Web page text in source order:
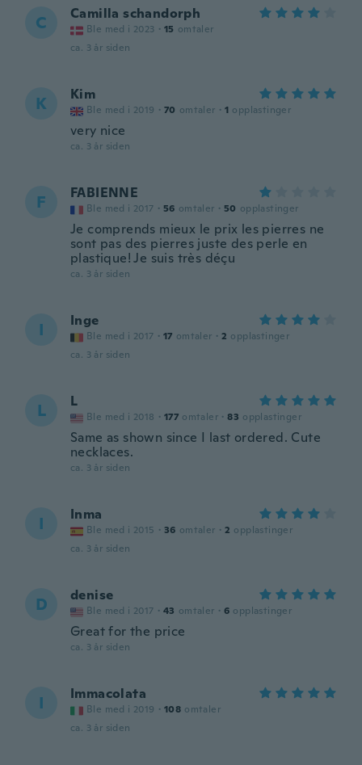
C Camilla schandorph
Ble med i 2023 · 15 omtaler
ca. 3 år siden
K Kim
Ble med i 2019 · 70 omtaler · 1 opplastinger
very nice
ca. 3 år siden
F FABIENNE
Ble med i 2017 · 56 omtaler · 50 opplastinger
Je comprends mieux le prix les pierres ne
sont pas des pierres juste des perle en
plastique! Je suis très déçu
ca. 3 år siden
I Inge
Ble med i 2017 · 17 omtaler · 2 opplastinger
ca. 3 år siden
L L
Ble med i 2018 · 177 omtaler · 83 opplastinger
Same as shown since I last ordered. Cute
necklaces.
ca. 3 år siden
I Inma
Ble med i 2015 · 36 omtaler · 2 opplastinger
ca. 3 år siden
D denise
Ble med i 2017 · 43 omtaler · 6 opplastinger
Great for the price
ca. 3 år siden
I Immacolata
Ble med i 2019 · 108 omtaler
ca. 3 år siden